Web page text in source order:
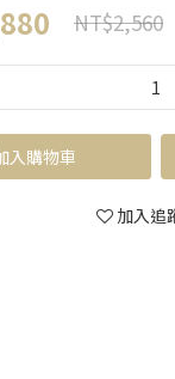
NT$2,560
入購物車
加入追